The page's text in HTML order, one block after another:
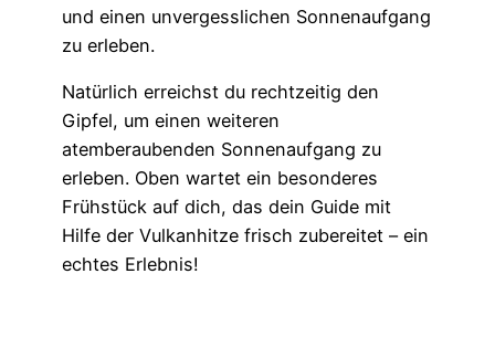
und einen unvergesslichen Sonnenaufgang
zu erleben.
Natürlich erreichst du rechtzeitig den
Gipfel, um einen weiteren
atemberaubenden Sonnenaufgang zu
erleben. Oben wartet ein besonderes
Frühstück auf dich, das dein Guide mit
Hilfe der Vulkanhitze frisch zubereitet – ein
echtes Erlebnis!